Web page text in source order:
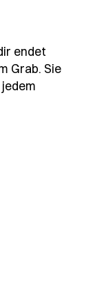
das-nie-erlischt
endet
Grab. Sie